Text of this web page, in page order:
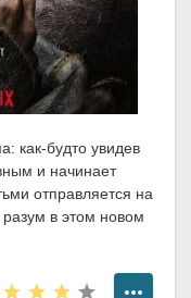
как-будто увидев
и начинает
отправляется на
в этом новом